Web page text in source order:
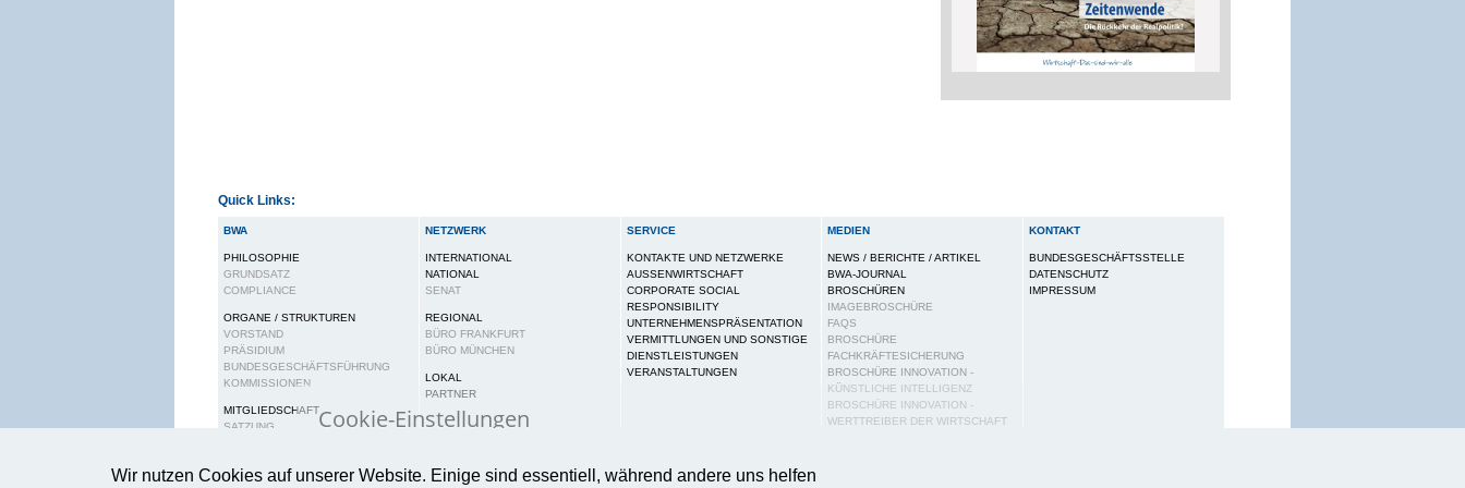
Quick Links:
BWA
PHILOSOPHIE
GRUNDSATZ
COMPLIANCE
ORGANE / STRUKTUREN
VORSTAND
PRÄSIDIUM
BUNDESGESCHÄFTSFÜHRUNG
KOMMISSIONEN
MITGLIEDSCHAFT
SATZUNG
NETZWERK
INTERNATIONAL
NATIONAL
SENAT
REGIONAL
BÜRO FRANKFURT
BÜRO MÜNCHEN
LOKAL
PARTNER
SERVICE
KONTAKTE UND NETZWERKE
AUSSENWIRTSCHAFT
CORPORATE SOCIAL
RESPONSIBILITY
UNTERNEHMENSPRÄSENTATION
VERMITTLUNGEN UND SONSTIGE
DIENSTLEISTUNGEN
VERANSTALTUNGEN
MEDIEN
NEWS / BERICHTE / ARTIKEL
BWA-JOURNAL
BROSCHÜREN
IMAGEBROSCHÜRE
FAQS
BROSCHÜRE
FACHKRÄFTESICHERUNG
BROSCHÜRE INNOVATION -
KÜNSTLICHE INTELLIGENZ
BROSCHÜRE INNOVATION -
WERTTREIBER DER WIRTSCHAFT
KONTAKT
BUNDESGESCHÄFTSSTELLE
DATENSCHUTZ
IMPRESSUM
Wir nutzen Cookies auf unserer Website. Einige sind essentiell, während andere uns helfen
Cookie-Einstellungen
Wir verwenden Cookies auf dieser Webseite, um Ihnen ein bestmögliches Nutzungserlebnis zu
gewährleisten.Weitere Informationen